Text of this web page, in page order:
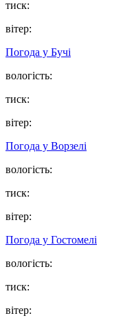
тиск:
вітер:
Погода у Бучі
вологість:
тиск:
вітер:
Погода у Ворзелі
вологість:
тиск:
вітер:
Погода у Гостомелі
вологість:
тиск:
вітер: